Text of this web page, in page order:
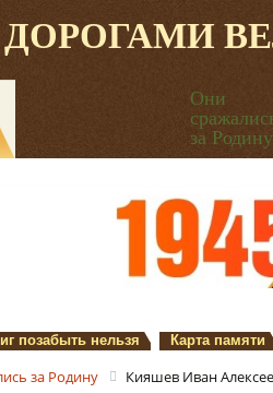
ДОРОГАМИ
Они
за Родину
позабыть нельзя Карта памяти
за Родину Кияшев Иван